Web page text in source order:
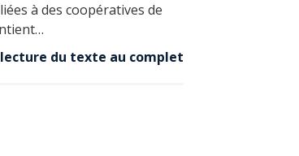
à des coopératives de
du texte au complet